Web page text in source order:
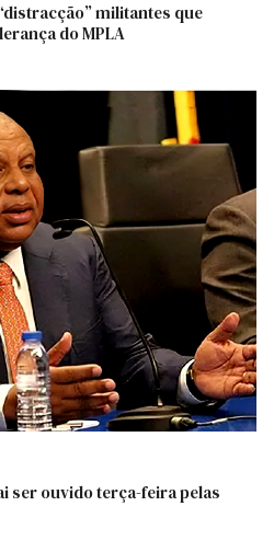
militantes que
do MPLA
ser ouvido terça-feira pelas